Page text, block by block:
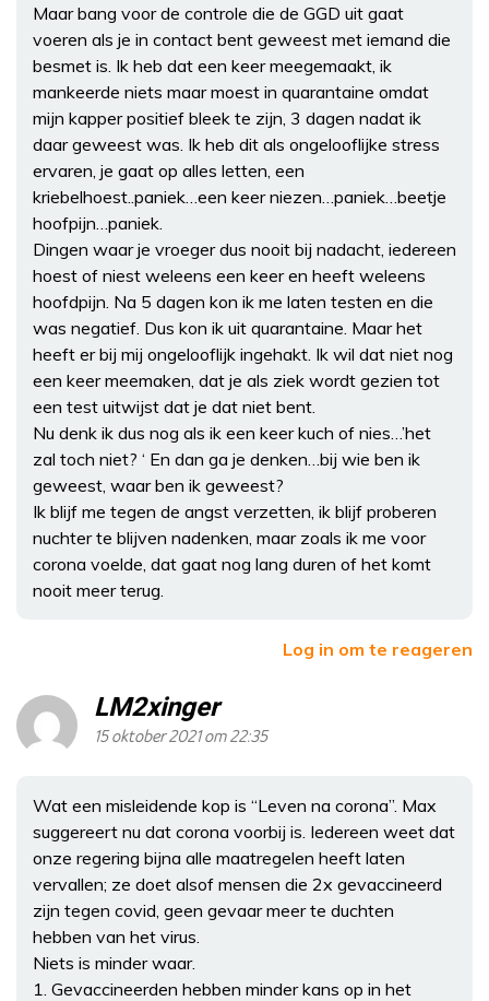
Maar bang voor de controle die de GGD uit gaat
voeren als je in contact bent geweest met iemand die
besmet is. Ik heb dat een keer meegemaakt, ik
mankeerde niets maar moest in quarantaine omdat
mijn kapper positief bleek te zijn, 3 dagen nadat ik
daar geweest was. Ik heb dit als ongelooflijke stress
ervaren, je gaat op alles letten, een
kriebelhoest..paniek…een keer niezen…paniek…beetje
hoofpijn…paniek.
Dingen waar je vroeger dus nooit bij nadacht, iedereen
hoest of niest weleens een keer en heeft weleens
hoofdpijn. Na 5 dagen kon ik me laten testen en die
was negatief. Dus kon ik uit quarantaine. Maar het
heeft er bij mij ongelooflijk ingehakt. Ik wil dat niet nog
een keer meemaken, dat je als ziek wordt gezien tot
een test uitwijst dat je dat niet bent.
Nu denk ik dus nog als ik een keer kuch of nies…’het
zal toch niet? ‘ En dan ga je denken…bij wie ben ik
geweest, waar ben ik geweest?
Ik blijf me tegen de angst verzetten, ik blijf proberen
nuchter te blijven nadenken, maar zoals ik me voor
corona voelde, dat gaat nog lang duren of het komt
nooit meer terug.
Log in om te reageren
LM2xinger
15 oktober 2021 om 22:35
Wat een misleidende kop is “Leven na corona”. Max
suggereert nu dat corona voorbij is. Iedereen weet dat
onze regering bijna alle maatregelen heeft laten
vervallen; ze doet alsof mensen die 2x gevaccineerd
zijn tegen covid, geen gevaar meer te duchten
hebben van het virus.
Niets is minder waar.
1. Gevaccineerden hebben minder kans op in het